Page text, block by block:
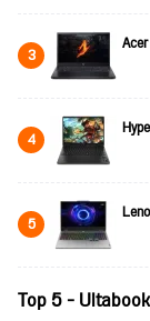
3
4
5
Top 5 - Ultabook